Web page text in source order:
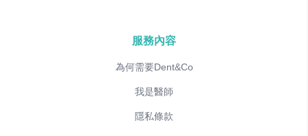
服務內容
為何需要Dent&Co
我是醫師
隱私條款